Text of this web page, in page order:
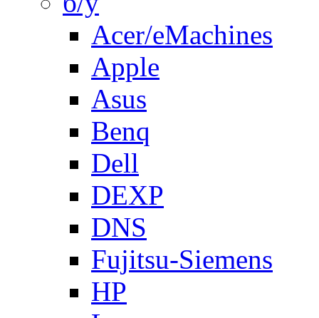
Acer/eMachines
Apple
Asus
Benq
Dell
DEXP
DNS
Fujitsu-Siemens
HP